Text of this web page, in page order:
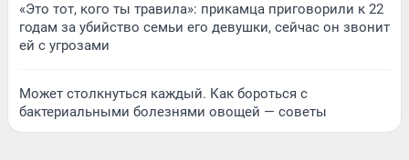
«Это тот, кого ты травила»: прикамца приговорили к 22
годам за убийство семьи его девушки, сейчас он звонит
ей с угрозами
Может столкнуться каждый. Как бороться с
бактериальными болезнями овощей — советы